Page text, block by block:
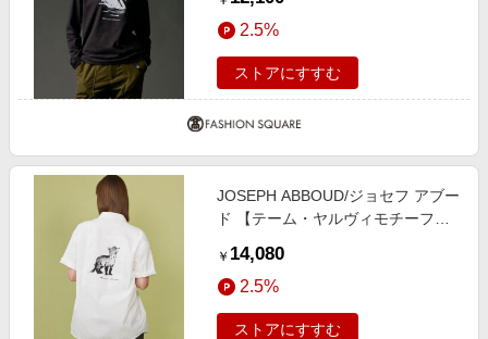
ブラック×スワン S
2.5%
ストアにすすむ
JOSEPH ABBOUD/ジョセフ アブー
ド 【テーム・ヤルヴィモチーフ】
ト系 M
￥ 14,080
2.5%
ストアにすすむ